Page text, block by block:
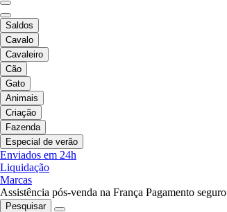
Saldos
Cavalo
Cavaleiro
Cão
Gato
Animais
Criação
Fazenda
Especial de verão
Enviados em 24h
Liquidação
Marcas
Assistência pós-venda na França Pagamento seguro
Pesquisar